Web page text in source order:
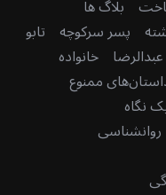
بلاگ ها
پسر سرکوچه تابو
خانواده
ممنوع
نگاه
روانشناسی